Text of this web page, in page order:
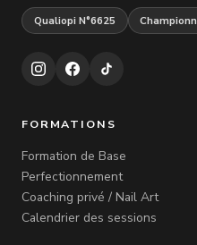
Qualiopi N°6625
FORMATIONS
Formation de Base
Perfectionnement
Coaching privé / Nail Art
Calendrier des sessions